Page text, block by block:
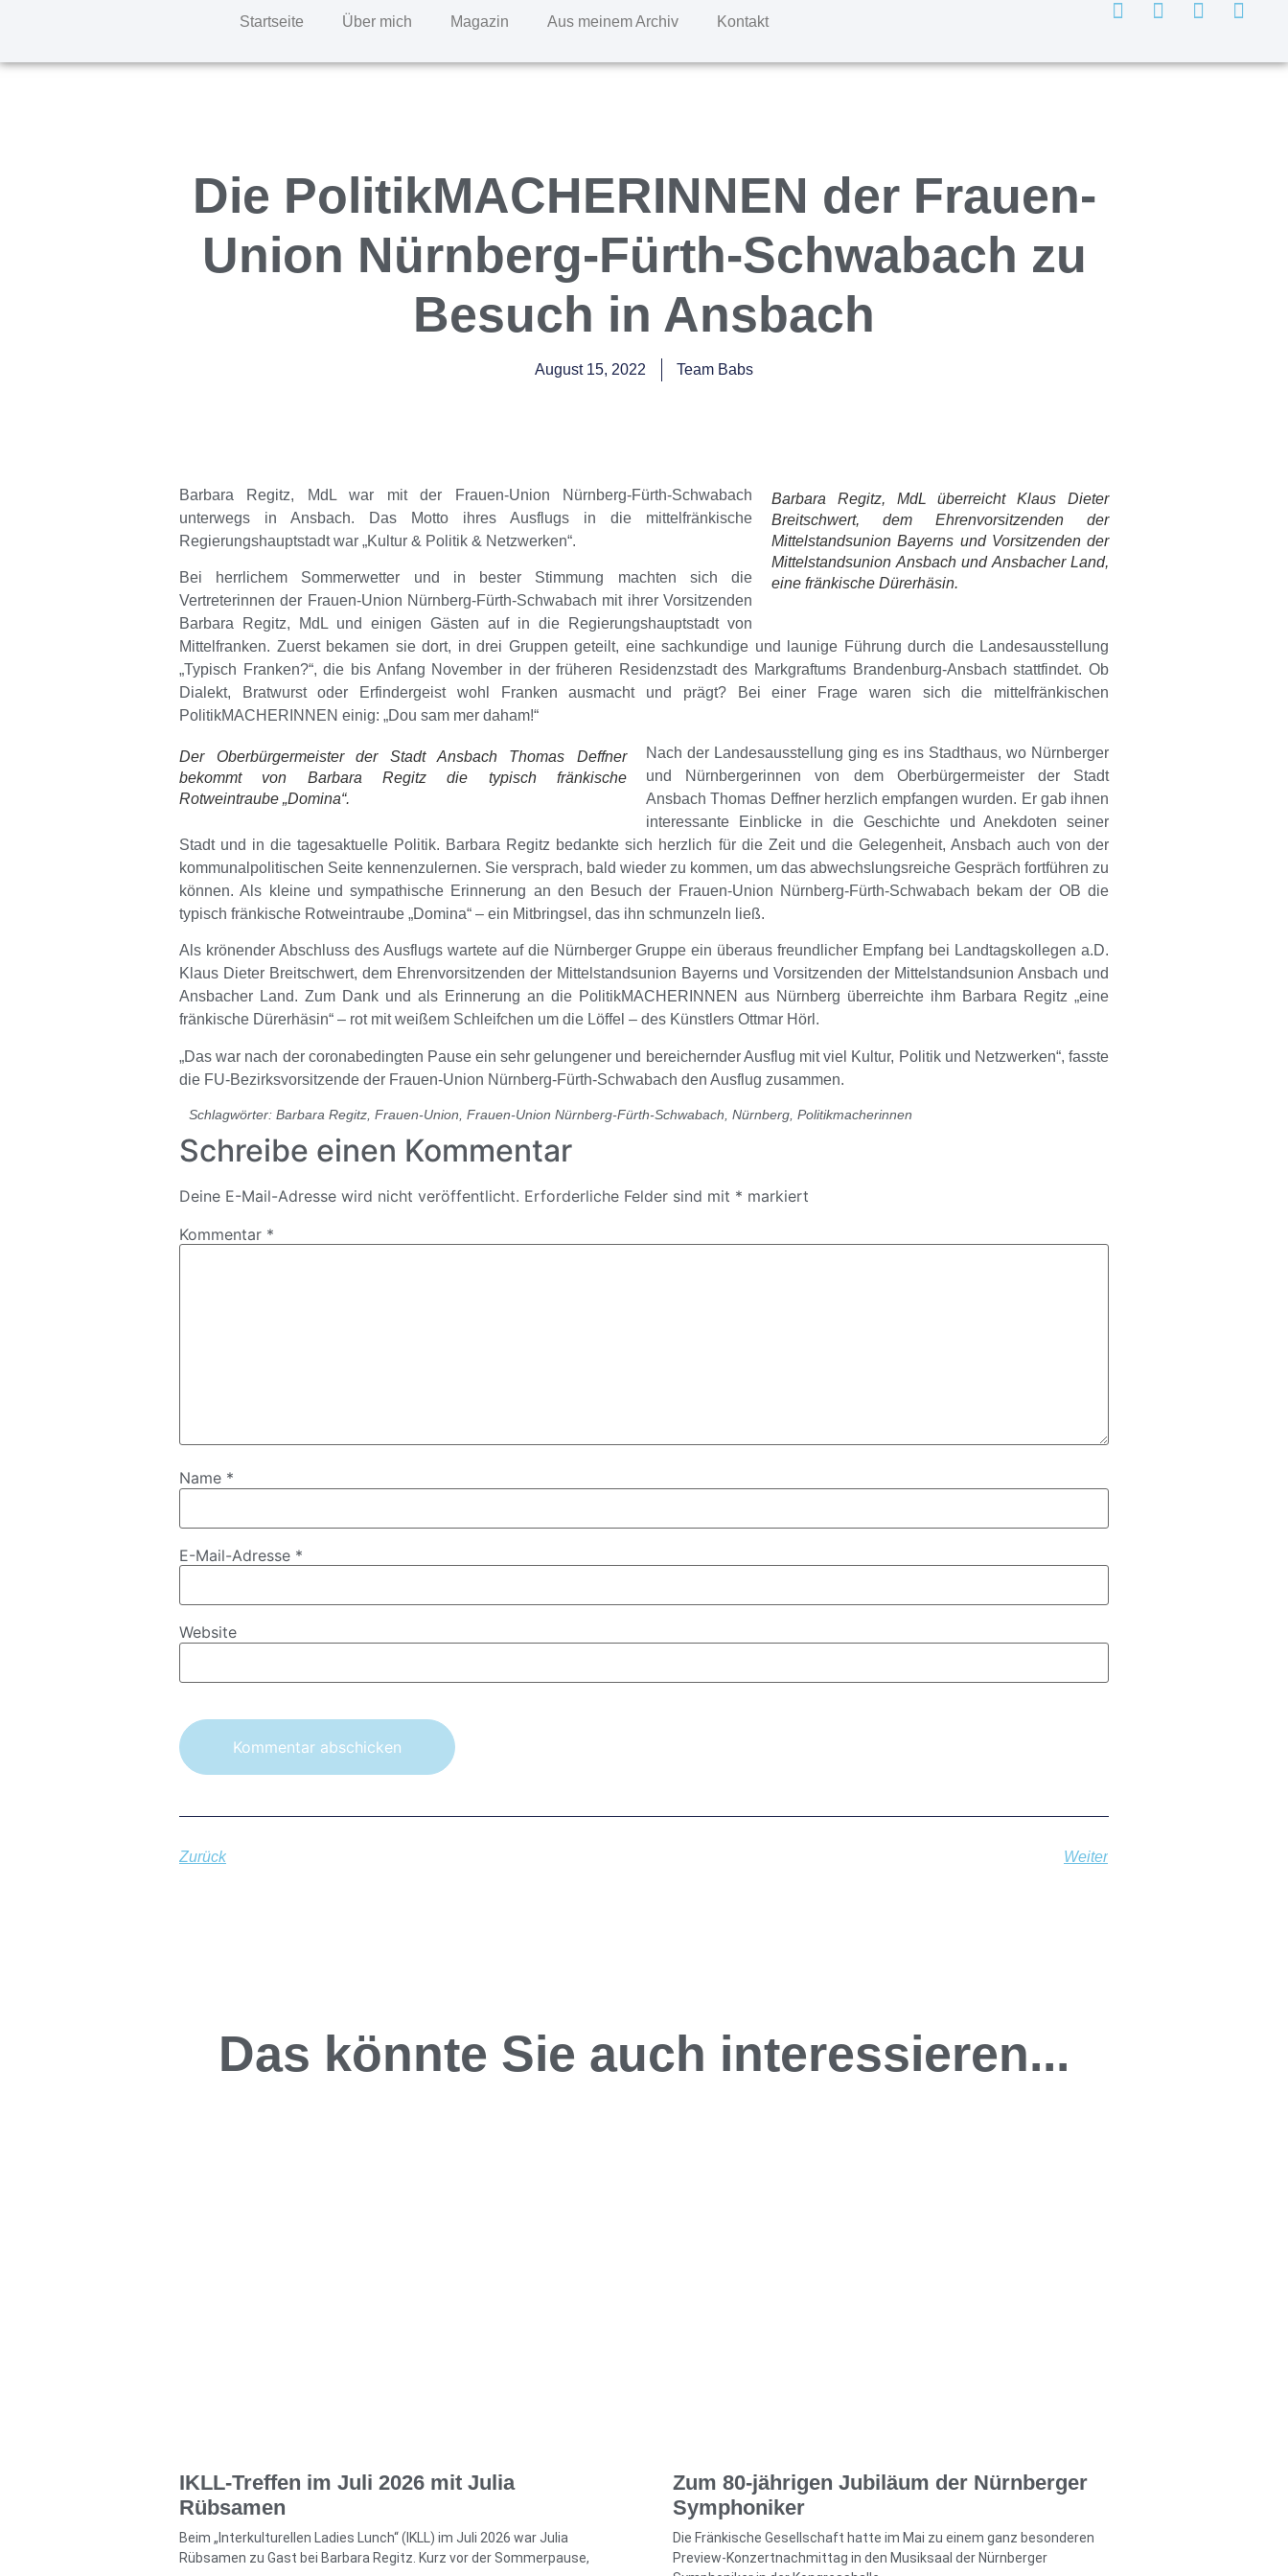
Startseite Über mich Magazin Aus meinem Archiv Kontakt
Die PolitikMACHERINNEN der Frauen-
Union Nürnberg-Fürth-Schwabach zu
Besuch in Ansbach
August 15, 2022 Team Babs
Barbara Regitz, MdL überreicht Klaus Dieter
Breitschwert, dem Ehrenvorsitzenden der
Mittelstandsunion Bayerns und Vorsitzenden der
Mittelstandsunion Ansbach und Ansbacher Land,
eine fränkische Dürerhäsin.
Barbara Regitz, MdL war mit der
Frauen-Union Nürnberg-Fürth-Schwabach
unterwegs in Ansbach. Das Motto ihres Ausflugs in die mittelfränkische
Regierungshauptstadt war „Kultur & Politik & Netzwerken“.
Bei herrlichem Sommerwetter und in bester Stimmung machten sich die
Vertreterinnen der Frauen-Union Nürnberg-Fürth-Schwabach mit ihrer Vorsitzenden
Barbara Regitz, MdL und einigen Gästen auf in die Regierungshauptstadt von
Mittelfranken. Zuerst bekamen sie dort, in drei Gruppen geteilt, eine sachkundige und launige Führung durch die Landesausstellung
„Typisch Franken?“, die bis Anfang November in der früheren Residenzstadt des Markgraftums Brandenburg-Ansbach stattfindet. Ob
Dialekt, Bratwurst oder Erfindergeist wohl Franken ausmacht und prägt? Bei einer Frage waren sich die mittelfränkischen
PolitikMACHERINNEN einig: „Dou sam mer daham!“
Der Oberbürgermeister der Stadt Ansbach Thomas Deffner
bekommt von Barbara Regitz die typisch fränkische
Rotweintraube „Domina“.
Nach der Landesausstellung ging es ins Stadthaus, wo Nürnberger
und Nürnbergerinnen von dem Oberbürgermeister der Stadt
AnsbachThomas Deffnerherzlich empfangen wurden. Er gab ihnen
interessante Einblicke in die Geschichte und Anekdoten seiner
Stadt und in die tagesaktuelle Politik. Barbara Regitz bedankte sich herzlich für die Zeit und die Gelegenheit, Ansbach auch von der
kommunalpolitischen Seite kennenzulernen. Sie versprach, bald wieder zu kommen, um das abwechslungsreiche Gespräch fortführen zu
können. Als kleine und sympathische Erinnerung an den Besuch der Frauen-Union Nürnberg-Fürth-Schwabach bekam der OB die
typisch fränkische Rotweintraube „Domina“ – ein Mitbringsel, das ihn schmunzeln ließ.
Als krönender Abschluss des Ausflugs wartete auf die Nürnberger Gruppe ein überaus freundlicher Empfang bei Landtagskollegen a.D.
Klaus Dieter Breitschwert, dem Ehrenvorsitzenden der Mittelstandsunion Bayerns und Vorsitzenden der Mittelstandsunion Ansbach und
Ansbacher Land. Zum Dank und als Erinnerung an die PolitikMACHERINNEN aus Nürnberg überreichte ihm Barbara Regitz „eine
fränkische Dürerhäsin“ – rot mit weißem Schleifchen um die Löffel – des Künstlers Ottmar Hörl.
„Das war nach der coronabedingten Pause ein sehr gelungener und bereichernder Ausflug mit viel Kultur, Politik und Netzwerken“, fasste
die FU-Bezirksvorsitzende der Frauen-Union Nürnberg-Fürth-Schwabach den Ausflug zusammen.
Schlagwörter: Barbara Regitz Frauen-Union Frauen-Union Nürnberg-Fürth-Schwabach Nürnberg Politikmacherinnen
Schreibe einen Kommentar
Deine E-Mail-Adresse wird nicht veröffentlicht. Erforderliche Felder sind mit * markiert
Kommentar *
Name *
E-Mail-Adresse *
Website
Zurück Weiter
Das könnte Sie auch interessieren...
IKLL-Treffen im Juli 2026 mit Julia
Rübsamen
Beim „Interkulturellen Ladies Lunch“ (IKLL) im Juli 2026 war Julia
Rübsamen zu Gast bei Barbara Regitz. Kurz vor der Sommerpause,
Zum 80-jährigen Jubiläum der Nürnberger
Symphoniker
Die Fränkische Gesellschaft hatte im Mai zu einem ganz besonderen
Preview-Konzertnachmittag in den Musiksaal der Nürnberger